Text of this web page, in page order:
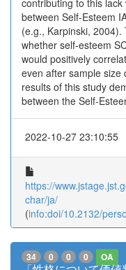
contributing to this
between Self-Esteem
(e.g., Karpinski,
whether self-esteem
would positively
even after sample
results of this study
between the Self-
2022-10-27 23:10:55
https://
char/ja/
(info:doi/10.2132/
34 0 0 0 OA